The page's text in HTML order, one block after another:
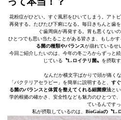
花粉症がひどい。すぐ風邪をひいてしまう。アト
再発する。たびたび下痢になる。毎日きちんと歯
ぐ歯周病が再発する。胃も悪くない
ひとつでも思い当たることがある皆さま、もしか
る菌の種類やバランスが崩れているせ
今回ご紹介したいのは、今年の冬ごろからずっと
じている 〝L.ロイテリ菌〟 を摂取
なんだか横文字ばかりで頭が痛く
「バクテリアセラピー」を簡単に説明すると、 す
る菌のバランスと体質を整えてくれる細菌療法と
学的根拠の確かさ、安全性なども魅力のひとつで
ているんですっ
私が摂取しているのは、 BioGaiaの〝L.